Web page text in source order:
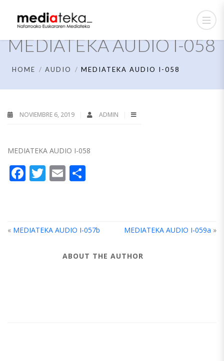
MEDIATEKA AUDIO I-058
HOME AUDIO MEDIATEKA AUDIO I-058
NOVIEMBRE 6, 2019 ADMIN
MEDIATEKA AUDIO I-058
Facebook
Twitter
Email
« MEDIATEKA AUDIO I-057b MEDIATEKA AUDIO I-059a »
ABOUT THE AUTHOR